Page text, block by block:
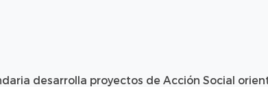
desarrolla proyectos de Acción Social